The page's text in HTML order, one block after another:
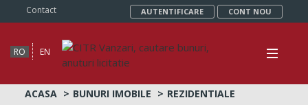
Contact AUTENTIFICARE CONT NOU
RO EN
ACASA BUNURI IMOBILE REZIDENTIALE